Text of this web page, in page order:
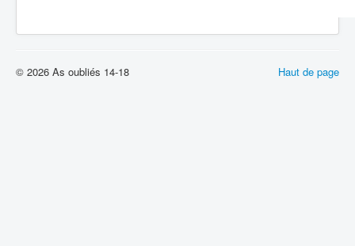
Haut de page
© 2026 As oubliés 14-18